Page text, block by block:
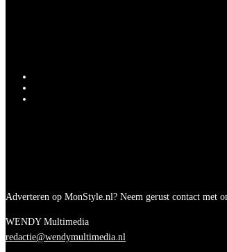
Adverteren op MonStyle.nl? Neem gerust contact met
WENDY Multimedia
redactie@wendymultimedia.nl